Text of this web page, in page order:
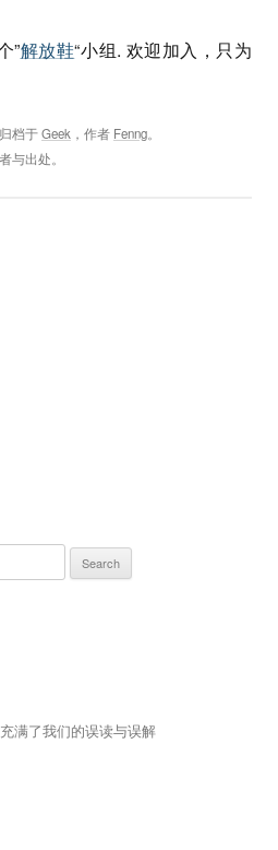
”解放鞋“小组. 欢迎加入，只为
归档于Geek ，作者 Fenng。
与出处。
满了我们的误读与误解